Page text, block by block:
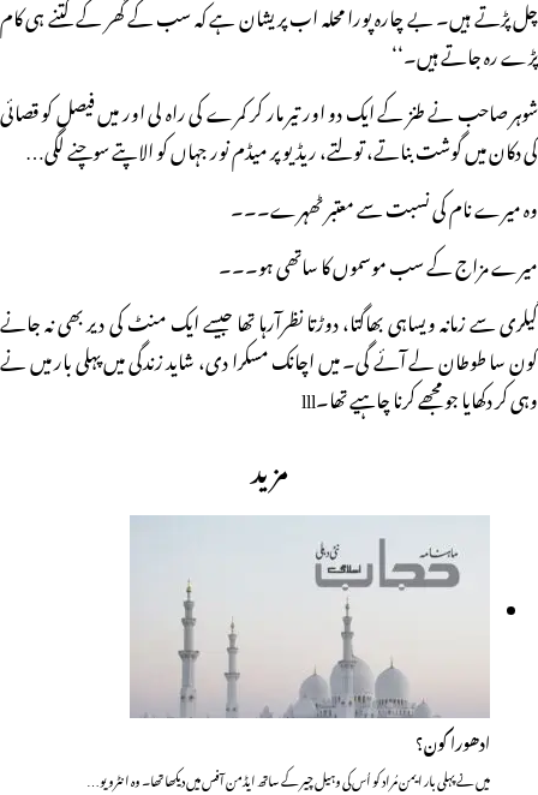
چل پڑتے ہیں۔ بے چارہ پورا محلہ اب پریشان ہے کہ سب کے گھر کے کتنے ہی کام
پڑے رہ جاتے ہیں۔‘‘
شوہر صاحب نے طنز کے ایک دو اور تیر مار کر کمرے کی راہ لی اور میں فیصل کو قصائی
کی دکان میں گوشت بناتے، تولتے، ریڈیو پر میڈم نور جہاں کو الاپتے سوچنے لگی…
وہ میرے نام کی نسبت سے معتبر ٹھہرے۔۔۔
میرے مزاج کے سب موسموں کا ساتھی ہو۔۔۔
گیلری سے زمانہ ویساہی بھاگتا، دوڑتا نظرآرہا تھا جیسے ایک منٹ کی دیر بھی نہ جانے
کون سا طوطان لے آئے گی۔ میں اچانک مسکرا دی، شاید زندگی میں پہلی بار میں نے
وہی کر دکھایا جو مجھے کرنا چاہیے تھا۔lll
مزید
ادھورا کون؟
میں نے پہلی بار ایمن مُراد کو اُس کی وہیل چیر کے ساتھ ایڈمن آفس میں دیکھا تھا۔ وہ انٹرویو…